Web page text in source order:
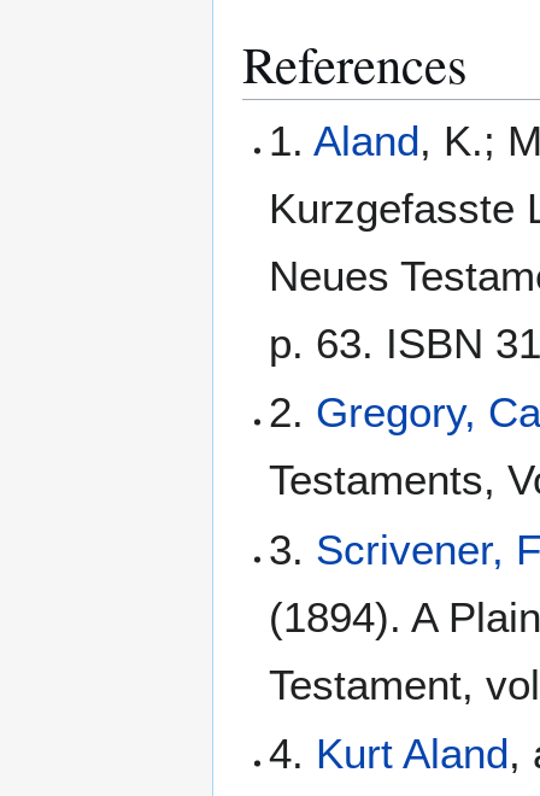
References
1. Aland, K.;
Kurzgefasste
Neues
p. 63. ISBN
2. Gregory,
Testaments,
3. Scrivener,
(1894). A
Testament,
4. Kurt Aland,